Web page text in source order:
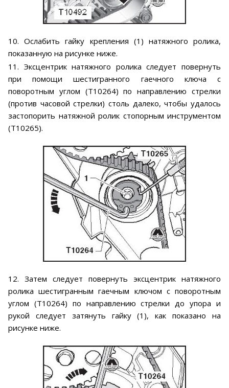
10. Ослабить гайку крепления (1) натяжного ролика,
показанную на рисунке ниже.
11. Эксцентрик натяжного ролика следует повернуть
при помощи шестигранного гаечного ключа с
поворотным углом (Т10264) по направлению стрелки
(против часовой стрелки) столь далеко, чтобы удалось
застопорить натяжной ролик стопорным инструментом
(Т10265).
12. Затем следует повернуть эксцентрик натяжного
ролика шестигранным гаечным ключом с поворотным
углом (Т10264) по направлению стрелки до упора и
рукой следует затянуть гайку (1), как показано на
рисунке ниже.